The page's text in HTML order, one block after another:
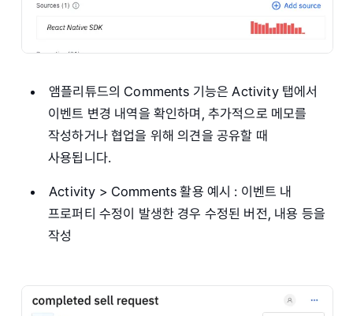
앰플리튜드의 Comments 기능은 Activity 탭에서
이벤트 변경 내역을 확인하며, 추가적으로 메모를
작성하거나 협업을 위해 의견을 공유할 때
사용됩니다.
Activity > Comments 활용 예시 : 이벤트 내
프로퍼티 수정이 발생한 경우 수정된 버전, 내용 등을
작성